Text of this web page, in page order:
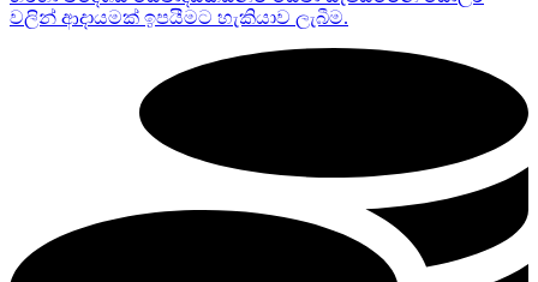
වලින් ආදායමක් ඉපයීමට හැකියාව ලැබීම.